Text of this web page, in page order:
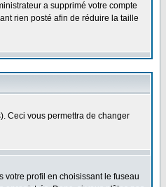
a supprimé votre compte
rien posté afin de réduire la taille
Ceci vous permettra de changer
votre profil en choisissant le fuseau